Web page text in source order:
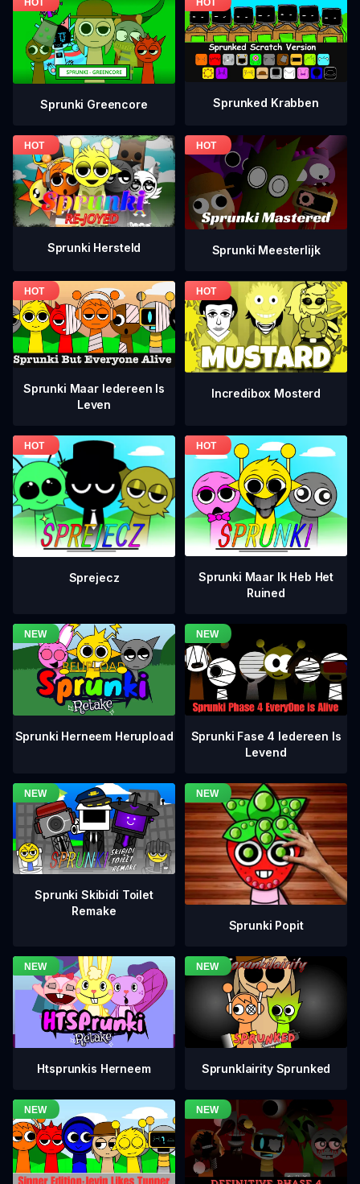
Sprunki Greencore Sprunked Krabben
Sprunki Hersteld Sprunki Meesterlijk
Sprunki Maar Iedereen Is
Leven
Incredibox Mosterd
Sprejecz
Sprunki Maar Ik Heb Het
Ruined
Sprunki Herneem Herupload
Sprunki Fase 4 Iedereen Is
Levend
Sprunki Skibidi Toilet
Remake
Sprunki Popit
Htsprunkis Herneem Sprunklairity Sprunked